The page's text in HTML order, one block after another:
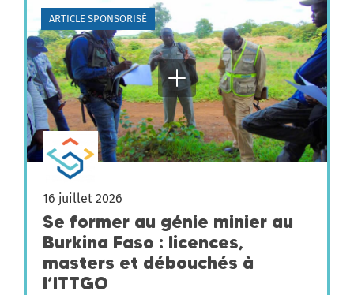
ARTICLE SPONSORISÉ
16 juillet 2026
Se former au génie minier au
Burkina Faso : licences,
masters et débouchés à
l’ITTGO